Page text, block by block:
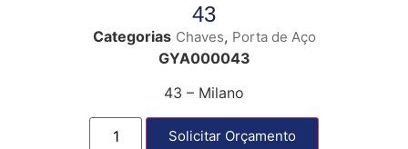
43
Categorias Chaves, Porta de Aço
GYA000043
43 – Milano
Solicitar Orçamento